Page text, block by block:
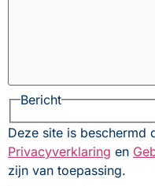
Bericht
Deze site is beschermd
Privacyverklaring en
zijn van toepassing.